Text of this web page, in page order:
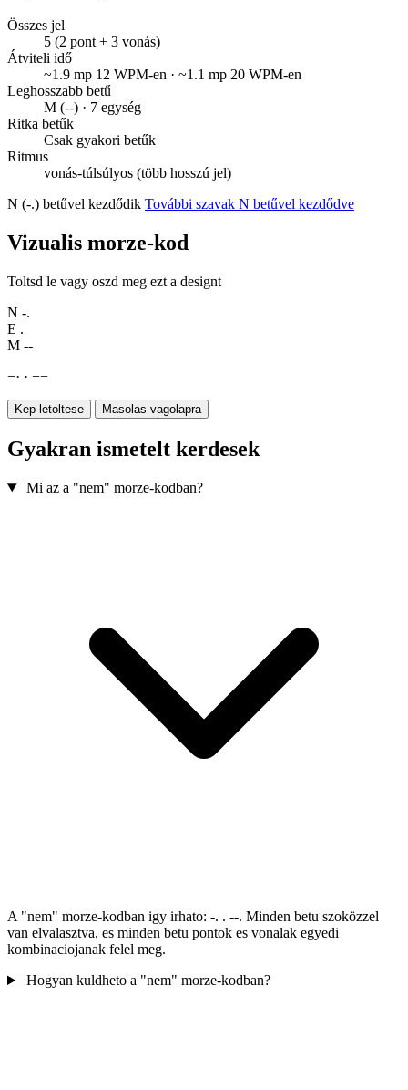
Összes jel
5 (2 pont + 3 vonás)
Átviteli idő
~1.9 mp 12 WPM-en · ~1.1 mp 20 WPM-en
Leghosszabb betű
M (--) · 7 egység
Ritka betűk
Csak gyakori betűk
Ritmus
vonás-túlsúlyos (több hosszú jel)
N (-.) betűvel kezdődik További szavak N betűvel kezdődve
Vizualis morze-kod
Toltsd le vagy oszd meg ezt a designt
N -.
E .
M --
−· · −−
Kep letoltese Masolas vagolapra
Gyakran ismetelt kerdesek
Mi az a "nem" morze-kodban?
A "nem" morze-kodban igy irhato: -. . --. Minden betu szoközzel
van elvalasztva, es minden betu pontok es vonalak egyedi
kombinaciojanak felel meg.
Hogyan kuldheto a "nem" morze-kodban?